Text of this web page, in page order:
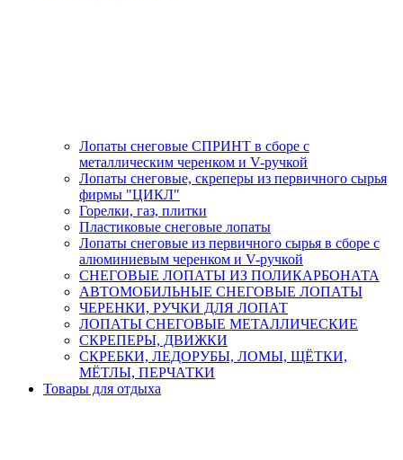
Лопаты снеговые СПРИНТ в сборе с
металлическим черенком и V-ручкой
Лопаты снеговые, скреперы из первичного сырья
фирмы "ЦИКЛ"
Горелки, газ, плитки
Пластиковые снеговые лопаты
Лопаты снеговые из первичного сырья в сборе с
алюминиевым черенком и V-ручкой
СНЕГОВЫЕ ЛОПАТЫ ИЗ ПОЛИКАРБОНАТА
АВТОМОБИЛЬНЫЕ СНЕГОВЫЕ ЛОПАТЫ
ЧЕРЕНКИ, РУЧКИ ДЛЯ ЛОПАТ
ЛОПАТЫ СНЕГОВЫЕ МЕТАЛЛИЧЕСКИЕ
СКРЕПЕРЫ, ДВИЖКИ
СКРЕБКИ, ЛЕДОРУБЫ, ЛОМЫ, ЩЁТКИ,
МЁТЛЫ, ПЕРЧАТКИ
Товары для отдыха